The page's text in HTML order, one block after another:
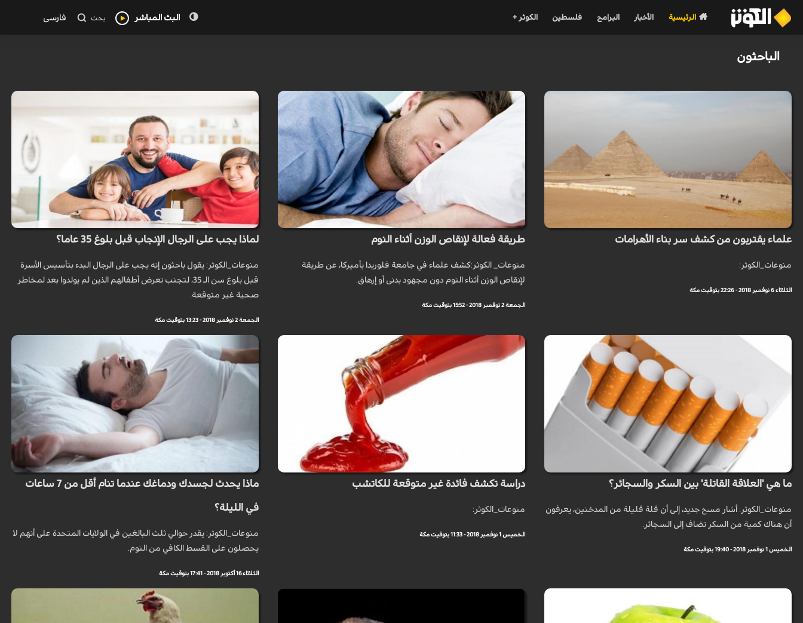
الرئيسية الأخبار البرامج فلسطين الكوثر + البث المباشر بحث فارسی
الباحثون
علماء يقتربون من كشف سر بناء الأهرامات
منوعات_الكوثر:
الثلاثاء 6 نوفمبر 2018 - 22:26 بتوقيت مكة
طريقة فعالة لإنقاص الوزن أثناء النوم
منوعات_ الكوثر:كشف علماء في جامعة فلوريدا بأميركا، عن طريقة
لإنقاص الوزن أثناء النوم دون مجهود بدنى أو إرهاق.
الجمعة 2 نوفمبر 2018 - 15:52 بتوقيت مكة
لماذا يجب على الرجال الإنجاب قبل بلوغ 35 عاما؟
منوعات_الكوثر: يقول باحثون إنه يجب على الرجال البدء بتأسيس الأسرة
قبل بلوغ سن الـ 35، لتجنب تعرض أطفالهم الذين لم يولدوا بعد لمخاطر
صحية غير متوقعة.
الجمعة 2 نوفمبر 2018 - 13:23 بتوقيت مكة
ما هي 'العلاقة القاتلة' بين السكر والسجائر؟
منوعات_الكوثر: أشار مسح جديد، إلى أن قلة قليلة من المدخنين، يعرفون
أن هناك كمية من السكر تضاف إلى السجائر.
الخميس 1 نوفمبر 2018 - 19:40 بتوقيت مكة
دراسة تكشف فائدة غير متوقعة للكاتشب
منوعات_الكوثر:
الخميس 1 نوفمبر 2018 - 11:33 بتوقيت مكة
ماذا يحدث لجسدك ودماغك عندما تنام أقل من 7 ساعات
في الليلة؟
منوعات_الكوثر: يقدر حوالي ثلث البالغين في الولايات المتحدة على أنهم لا
يحصلون على القسط الكافي من النوم.
الثلاثاء 16 أكتوبر 2018 - 17:41 بتوقيت مكة